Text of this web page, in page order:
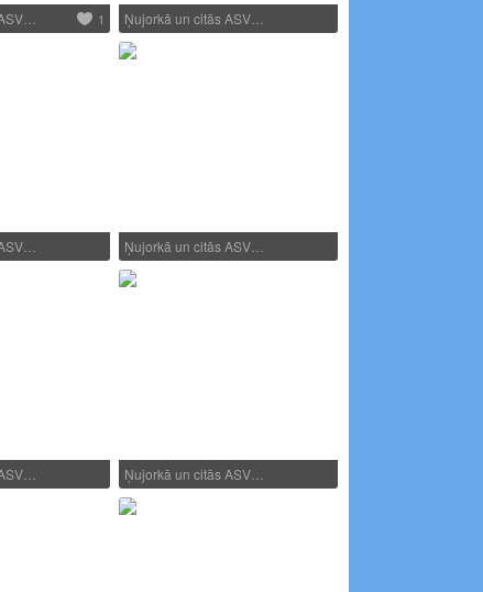
1 Ņujorkā un citās ASV…
Ņujorkā un citās ASV…
Ņujorkā un citās ASV…